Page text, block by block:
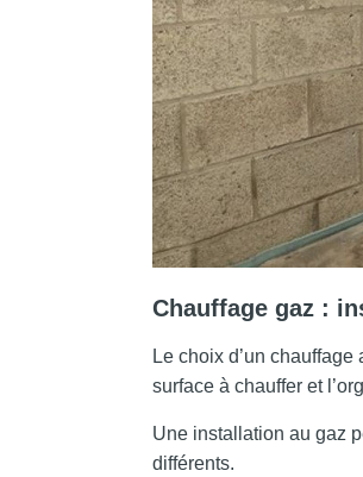
Chauffage gaz :
Le choix d’un
surface à chauffer et
Une installation au gaz
différents.